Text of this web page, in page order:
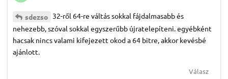
sdezso 32-ről 64-re váltás sokkal fájdalmasabb és
nehezebb, szóval sokkal egyszerűbb újratelepíteni. egyébként
hacsak nincs valami kifejezett okod a 64 bitre, akkor kevésbé
ajánlott.
Válasz